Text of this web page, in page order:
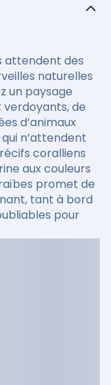
attendent des
naturelles
un paysage
de
d’animaux
n’attendent
coralliens
aux couleurs
promet de
tant à bord
pour